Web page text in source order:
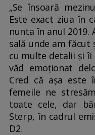
„Se însoară
Este exact ziua în
nunta în anul 2019.
sală unde am făcut
cu multe detalii și îi
văd emoționat
Cred că așa este
femeile ne
toate cele, dar
Sterp, în cadrul
D2.